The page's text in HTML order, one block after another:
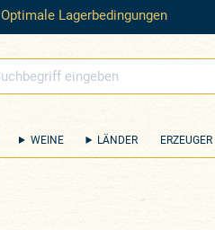
Optimale Lagerbedingungen
WEINE LÄNDER ERZEUGER